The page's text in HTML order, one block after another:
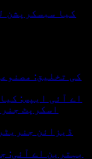
کیا سبسکرپشن
اے آئی ایپس:
بہترین اے آئی: